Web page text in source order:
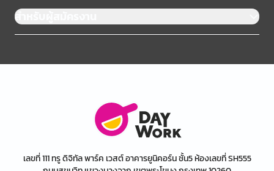
สำหรับผู้สมัครงาน
เลขที่ 111 ทรู ดิจิทัล พาร์ค เวสต์ อาคารยูนิคอร์น ชั้น5 ห้องเลขที่ SH555